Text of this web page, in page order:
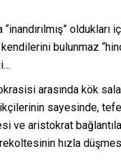
oldukları
bulunmaz
arasında kök
sayesinde,
ve aristokrat
hızla